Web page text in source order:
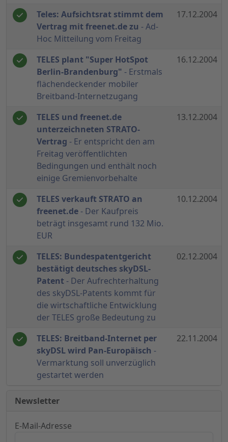
Teles: Aufsichtsrat stimmt dem
Vertrag mit freenet.de zu - Ad-
Hoc Mitteilung vom Freitag
17.12.2004
TELES plant "Super HotSpot
Berlin-Brandenburg" - Erstmals
flächendeckender mobiler
Breitband-Internetzugang
16.12.2004
TELES und freenet.de
unterzeichneten STRATO-
Vertrag - Er entspricht den am
Freitag veröffentlichten
Bedingungen und enthält noch
einige Gremienvorbehalte
13.12.2004
TELES verkauft STRATO an
freenet.de- Der Kaufpreis
beträgt insgesamt rund 132 Mio.
EUR
10.12.2004
TELES: Bundespatentgericht
bestätigt deutsches skyDSL-
Patent - Der Aufrechterhaltung
des skyDSL-Patents kommt für
die wirtschaftliche Entwicklung
der TELES große Bedeutung zu
02.12.2004
TELES: Breitband-Internet per
skyDSL wird Pan-Europäisch -
Vermarktung soll unverzüglich
gestartet werden
22.11.2004
Newsletter
E-Mail-Adresse